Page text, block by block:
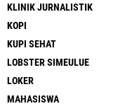
KLINIK JURNALISTIK
KOPI
KUPI SEHAT
LOBSTER SIMEULUE
LOKER
MAHASISWA